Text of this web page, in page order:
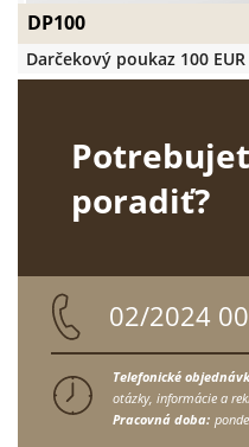
DP100
Darčekový poukaz 100 EUR
poradiť?
02/2024
Telefonické
otázky, informácie a
Pracovná doba: